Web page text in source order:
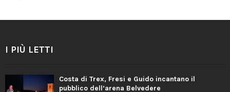
I PIÙ LETTI
Costa di Trex, Fresi e Guido incantano il
pubblico dell’arena Belvedere